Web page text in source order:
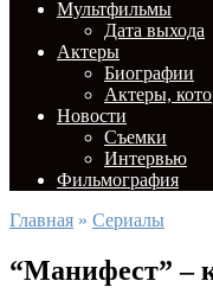
Мультфильмы
Дата выхода
Актеры
Биографии
Актеры,
Новости
Съемки
Интервью
Фильмография
Главная » Сериалы
“Манифест” –